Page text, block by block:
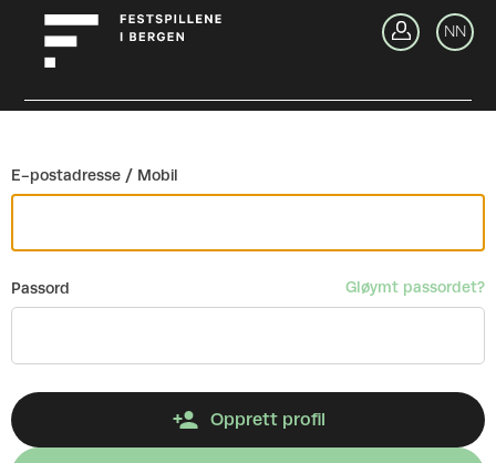
NN
E-postadresse / Mobil
Passord Gløymt passordet?
Opprett profil